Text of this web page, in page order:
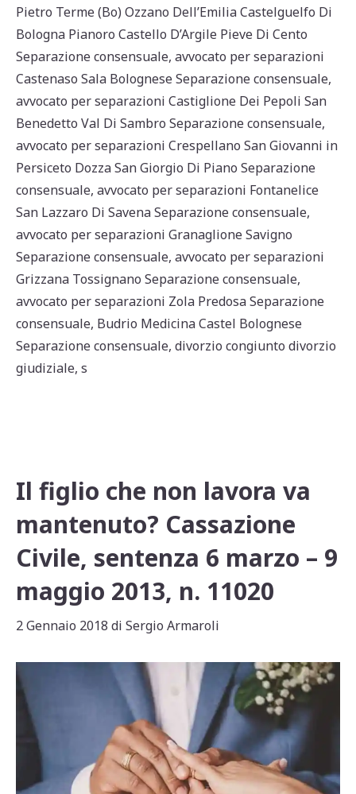
Pietro Terme (Bo) Ozzano Dell’Emilia Castelguelfo Di
Bologna Pianoro Castello D’Argile Pieve Di Cento
Separazione consensuale, avvocato per separazioni
Castenaso Sala Bolognese Separazione consensuale,
avvocato per separazioni Castiglione Dei Pepoli San
Benedetto Val Di Sambro Separazione consensuale,
avvocato per separazioni Crespellano San Giovanni in
Persiceto Dozza San Giorgio Di Piano Separazione
consensuale, avvocato per separazioni Fontanelice
San Lazzaro Di Savena Separazione consensuale,
avvocato per separazioni Granaglione Savigno
Separazione consensuale, avvocato per separazioni
Grizzana Tossignano Separazione consensuale,
avvocato per separazioni Zola Predosa Separazione
consensuale, Budrio Medicina Castel Bolognese
Separazione consensuale, divorzio congiunto divorzio
giudiziale, s
Il figlio che non lavora va
mantenuto? Cassazione
Civile, sentenza 6 marzo – 9
maggio 2013, n. 11020
2 Gennaio 2018 di Sergio Armaroli